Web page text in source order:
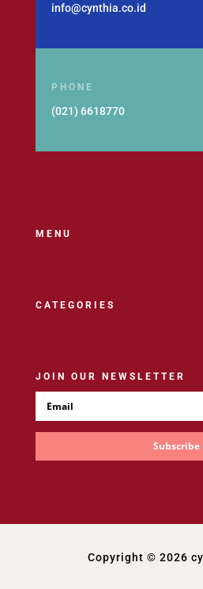
info@cynthia.co.id
PHONE
(021) 6618770
MENU
CATEGORIES
JOIN OUR NEWSLETTER
Subscribe
Copyright © 2026